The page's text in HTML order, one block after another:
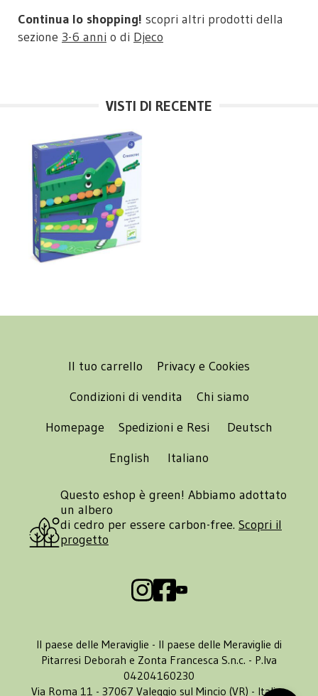
Continua lo shopping! scopri altri prodotti della
sezione 3-6 anni o di Djeco
VISTI DI RECENTE
Il tuo carrello
Privacy e Cookies
Condizioni di vendita
Chi siamo
Homepage
Spedizioni e Resi
Deutsch
English
Italiano
Questo eshop è green! Abbiamo adottato
un albero
di cedro per essere carbon-free. Scopri il
progetto
Il paese delle Meraviglie - Il paese delle Meraviglie di
Pitarresi Deborah e Zonta Francesca S.n.c. - P.Iva
04204160230
Via Roma 11 - 37067 Valeggio sul Mincio (VR) - Italia -